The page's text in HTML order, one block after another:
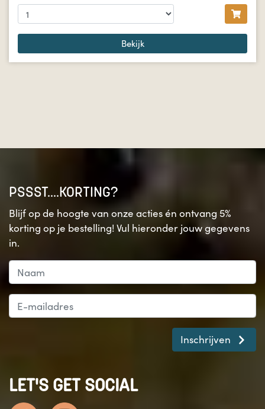
Bekijk
PSSST....KORTING?
Blijf op de hoogte van onze acties én ontvang 5%
korting op je bestelling! Vul hieronder jouw gegevens
in.
Inschrijven
LET'S GET SOCIAL